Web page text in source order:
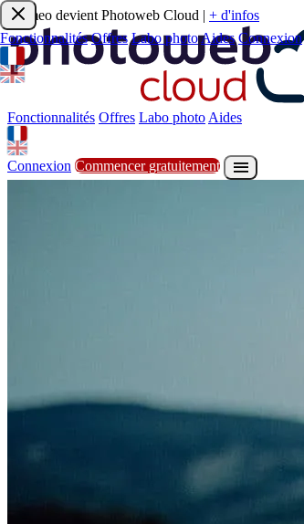
Joomeo devient Photoweb Cloud | + d'infos
Fonctionnalités Offres Labo photo Aides
Connexion Commencer gratuitement 
Fonctionnalités Offres Labo photoAides Connexion
Offres Labo photo
Aides
S'inscrire
Commencer gratuitement 